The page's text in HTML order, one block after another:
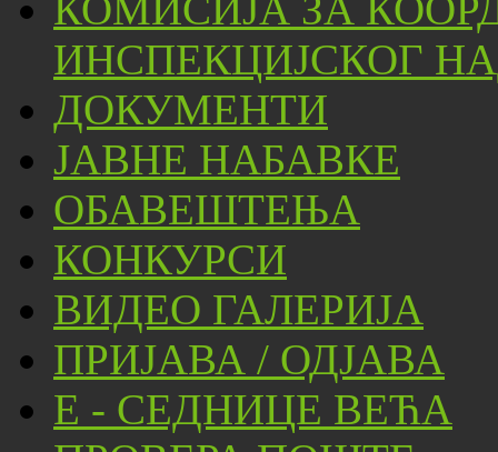
КОМИСИЈА ЗА
ИНСПЕКЦИЈСКОГ
ДОКУМЕНТИ
ЈАВНЕ НАБАВКЕ
ОБАВЕШТЕЊА
КОНКУРСИ
ВИДЕО ГАЛЕРИЈА
ПРИЈАВА / ОДЈАВА
Е - СЕДНИЦЕ ВЕЋА